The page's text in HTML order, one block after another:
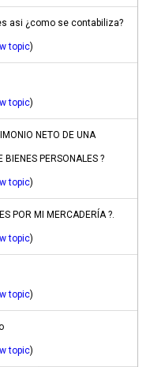
asi ¿como se contabiliza?
topic)
topic)
NETO DE UNA
BIENES PERSONALES ?
topic)
POR MI MERCADERÍA ?.
topic)
topic)
topic)